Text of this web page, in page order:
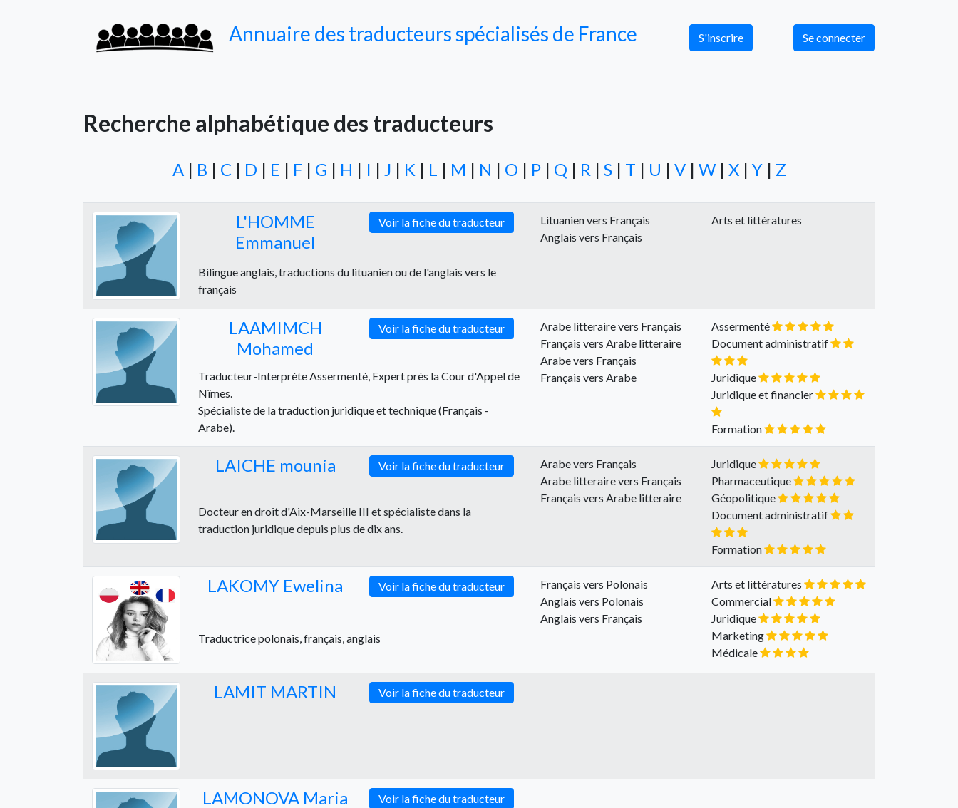
Annuaire des traducteurs spécialisés de France S'inscrire Se connecter
Recherche alphabétique des traducteurs
A| B | C | D | E | F| G | H | I | J | K | L | M | N | O | P| Q | R | S| T | U | V| W| X| Y| Z
L'HOMME
Emmanuel
Voir la fiche du traducteur
Lituanien vers Français
Anglais vers Français
Arts et littératures
Bilingue anglais, traductions du lituanien ou de l'anglais vers le
français
LAAMIMCH
Mohamed
Voir la fiche du traducteur
Arabe litteraire vers Français
Français vers Arabe litteraire
Arabe vers Français
Français vers Arabe
Assermenté
Document administratif
Juridique
Juridique et financier
Formation
Traducteur-Interprète Assermenté, Expert près la Cour d'Appel de
Nîmes.
Spécialiste de la traduction juridique et technique (Français -
Arabe).
LAICHE mounia Voir la fiche du traducteur
Arabe vers Français
Arabe litteraire vers Français
Français vers Arabe litteraire
Juridique
Pharmaceutique
Géopolitique
Document administratif
Formation
Docteur en droit d'Aix-Marseille III et spécialiste dans la
traduction juridique depuis plus de dix ans.
LAKOMY Ewelina Voir la fiche du traducteur
Français vers Polonais
Anglais vers Polonais
Anglais vers Français
Arts et littératures
Commercial
Juridique
Marketing
Médicale
Traductrice polonais, français, anglais
LAMIT MARTIN Voir la fiche du traducteur
LAMONOVA Maria Voir la fiche du traducteur